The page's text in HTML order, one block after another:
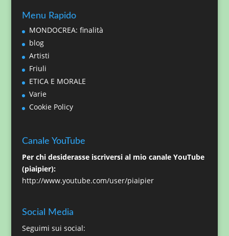
Menu Rapido
MONDOCREA: finalità
blog
Artisti
Friuli
ETICA E MORALE
Varie
Cookie Policy
Canale YouTube
Per chi desiderasse iscriversi al mio canale YouTube
(piaipier):
http://www.youtube.com/user/piaipier
Social Media
Seguimi sui social: